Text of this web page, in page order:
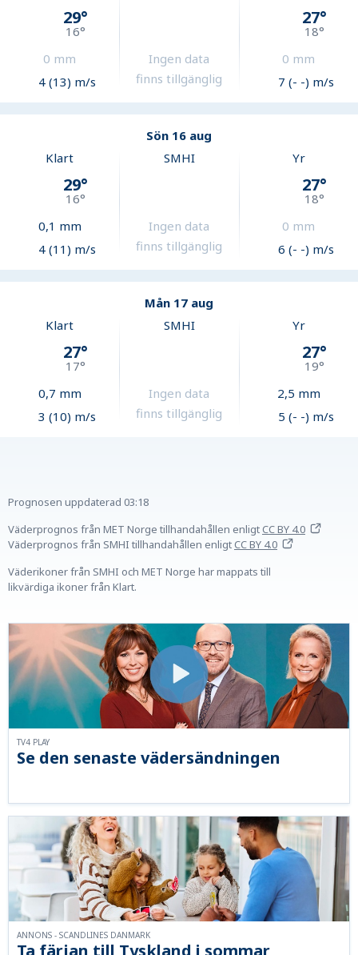
29°
16°
0 mm
4 (13) m/s
Ingen data
finns tillgänglig
27°
18°
0 mm
7 (- -) m/s
Sön 16 aug
Klart
29°
16°
0,1 mm
4 (11) m/s
SMHI
Ingen data
finns tillgänglig
Yr
27°
18°
0 mm
6 (- -) m/s
Mån 17 aug
Klart
27°
17°
0,7 mm
3 (10) m/s
SMHI
Ingen data
finns tillgänglig
Yr
27°
19°
2,5 mm
5 (- -) m/s
Prognosen uppdaterad 03:18
Väderprognos från MET Norge tillhandahållen enligtCC BY 4.0
Väderprognos från SMHI tillhandahållen enligtCC BY 4.0
Väderikoner från SMHI och MET Norge har mappats till
likvärdiga ikoner från Klart.
Se den senaste vädersändningen
TV4 PLAY
ANNONS - SCANDLINES DANMARK